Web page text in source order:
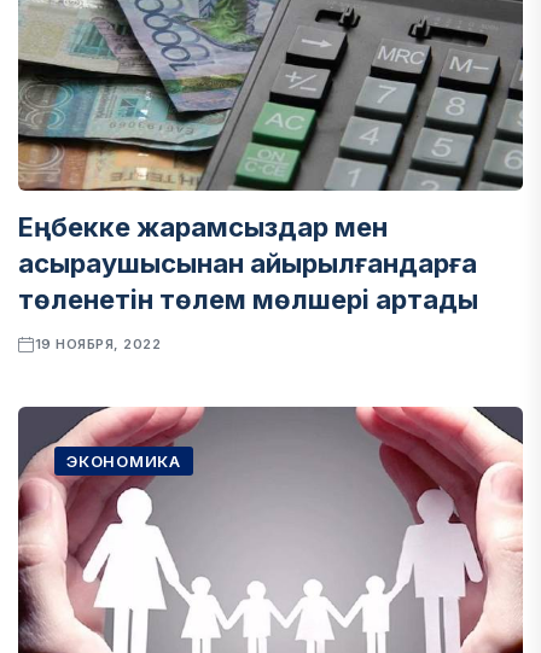
Еңбекке жарамсыздар мен
асыраушысынан айырылғандарға
төленетін төлем мөлшері артады
19 НОЯБРЯ, 2022
ЭКОНОМИКА